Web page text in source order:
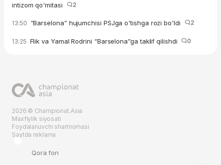
intizom qo'mitasi
2
13:50 “Barselona” hujumchisi PSJga o'tishga rozi bo'ldi 2
13:25 Flik va Yamal Rodrini “Barselona”ga taklif qilishdi 0
2026 © Championat.Asia
Maxfiylik siyosati
Foydalanuvchi shartnomasi
Saytda reklama
Qora fon